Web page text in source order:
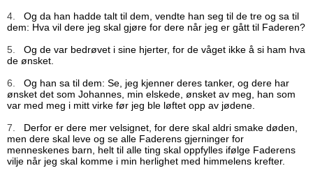
4.
Og da han hadde talt til dem, vendte han seg til de tre og sa til
dem: Hva vil dere jeg skal gjøre for dere når jeg er gått til Faderen?
5.
Og de var bedrøvet i sine hjerter, for de våget ikke å si ham hva
de ønsket.
6.
Og han sa til dem: Se, jeg kjenner deres tanker, og dere har
ønsket det som Johannes, min elskede, ønsket av meg, han som
var med meg i mitt virke før jeg ble løftet opp av jødene.
7.
Derfor er dere mer velsignet, for dere skal aldri smake døden,
men dere skal leve og se alle Faderens gjerninger for
menneskenes barn, helt til alle ting skal oppfylles ifølge Faderens
vilje når jeg skal komme i min herlighet med himmelens krefter.